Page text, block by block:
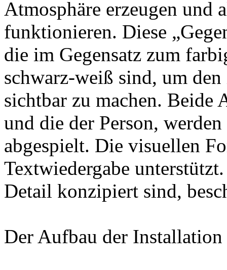
Atmosphäre erzeugen und
funktionieren. Diese
die im Gegensatz zum
schwarz-weiß sind, um
sichtbar zu machen. Beide
und die der Person,
abgespielt. Die visuellen
Textwiedergabe
Detail konzipiert sind,
Der Aufbau der Installation